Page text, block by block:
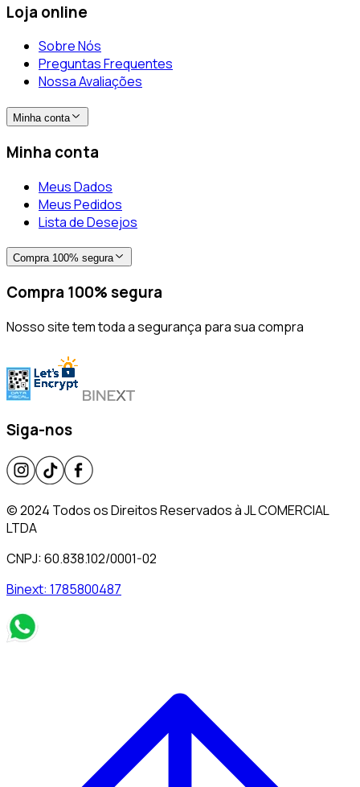
Loja online
Sobre Nós
Preguntas Frequentes
Nossa Avaliações
Minha conta
Minha conta
Meus Dados
Meus Pedidos
Lista de Desejos
Compra 100% segura
Compra 100% segura
Nosso site tem toda a segurança para sua compra
Siga-nos
© 2024 Todos os Direitos Reservados à JL COMERCIAL
LTDA
CNPJ: 60.838.102/0001-02
Binext: 1785800487